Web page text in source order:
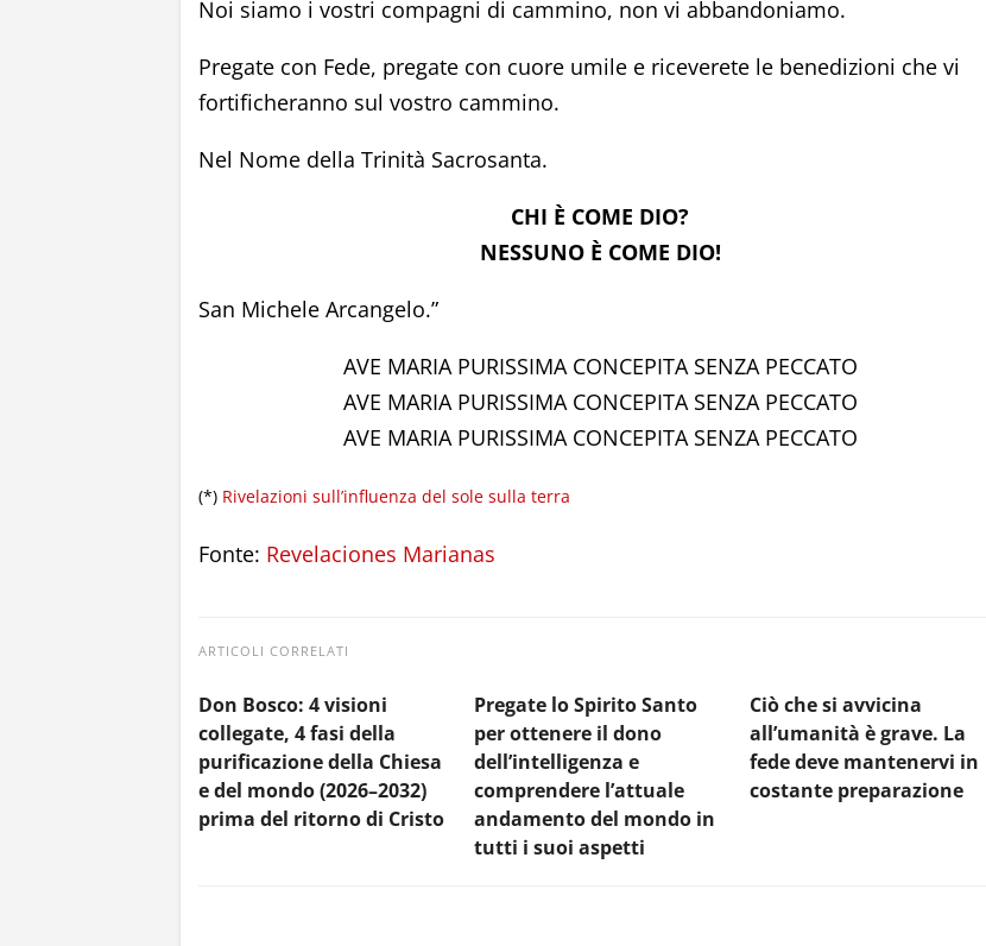
Noi siamo i vostri compagni di cammino, non vi abbandoniamo.
Pregate con Fede, pregate con cuore umile e riceverete le benedizioni che vi
fortificheranno sul vostro cammino.
Nel Nome della Trinità Sacrosanta.
CHI È COME DIO?
NESSUNO È COME DIO!
San Michele Arcangelo.”
AVE MARIA PURISSIMA CONCEPITA SENZA PECCATO
AVE MARIA PURISSIMA CONCEPITA SENZA PECCATO
AVE MARIA PURISSIMA CONCEPITA SENZA PECCATO
(*) Rivelazioni sull’influenza del sole sulla terra
Fonte: Revelaciones Marianas
ARTICOLI CORRELATI
Don Bosco: 4 visioni
collegate, 4 fasi della
purificazione della Chiesa
e del mondo (2026–2032)
prima del ritorno di Cristo
Pregate lo Spirito Santo
per ottenere il dono
dell’intelligenza e
comprendere l’attuale
andamento del mondo in
tutti i suoi aspetti
Ciò che si avvicina
all’umanità è grave. La
fede deve mantenervi in
costante preparazione